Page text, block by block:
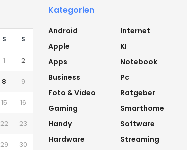
S S
1 2
8 9
15 16
22 23
29 30
Kategorien
Android
Apple
Apps
Business
Foto & Video
Gaming
Handy
Hardware
Internet
KI
Notebook
Pc
Ratgeber
Smarthome
Software
Streaming